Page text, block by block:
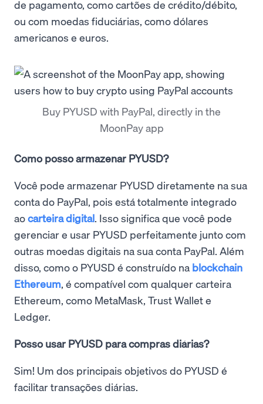
de pagamento, como cartões de crédito/débito,
ou com moedas fiduciárias, como dólares
americanos e euros.
Buy PYUSD with PayPal, directly in the
MoonPay app
Como posso armazenar PYUSD?
Você pode armazenar PYUSD diretamente na sua
conta do PayPal, pois está totalmente integrado
aocarteira digital. Isso significa que você pode
gerenciar e usar PYUSD perfeitamente junto com
outras moedas digitais na sua conta PayPal. Além
disso, como o PYUSD é construído na blockchain
Ethereum, é compatível com qualquer carteira
Ethereum, como MetaMask, Trust Wallet e
Ledger.
Posso usar PYUSD para compras diárias?
Sim! Um dos principais objetivos do PYUSD é
facilitar transações diárias.